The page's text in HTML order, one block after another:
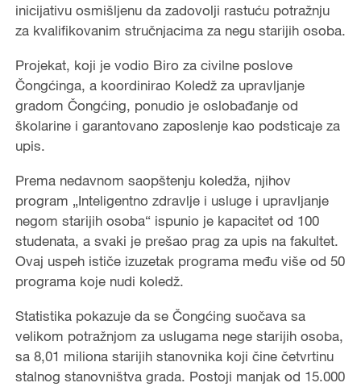
inicijativu osmišljenu da zadovolji rastuću potražnju
za kvalifikovanim stručnjacima za negu starijih osoba.
Projekat, koji je vodio Biro za civilne poslove
Čongćinga, a koordinirao Koledž za upravljanje
gradom Čongćing, ponudio je oslobađanje od
školarine i garantovano zaposlenje kao podsticaje za
upis.
Prema nedavnom saopštenju koledža, njihov
program „Inteligentno zdravlje i usluge i upravljanje
negom starijih osoba“ ispunio je kapacitet od 100
studenata, a svaki je prešao prag za upis na fakultet.
Ovaj uspeh ističe izuzetak programa među više od 50
programa koje nudi koledž.
Statistika pokazuje da se Čongćing suočava sa
velikom potražnjom za uslugama nege starijih osoba,
sa 8,01 miliona starijih stanovnika koji čine četvrtinu
stalnog stanovništva grada. Postoji manjak od 15.000